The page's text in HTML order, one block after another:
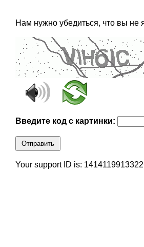
Нам нужно убедиться, что вы не
Введите код с картинки:
Отправить
Your support ID is: